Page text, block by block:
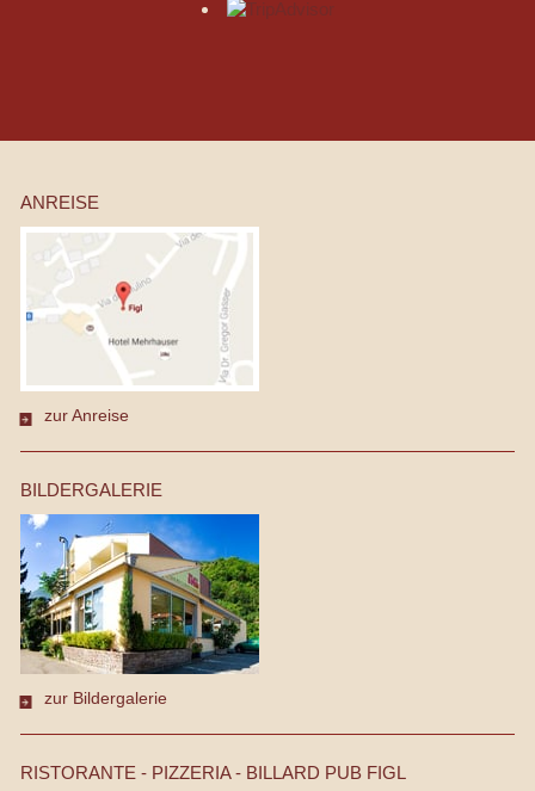
ANREISE
zur Anreise
BILDERGALERIE
zur Bildergalerie
RISTORANTE - PIZZERIA - BILLARD PUB FIGL